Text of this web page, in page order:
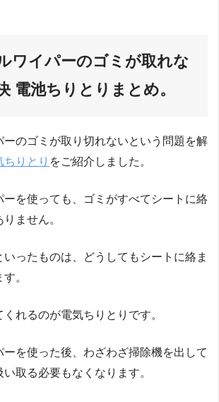
ワイパーのゴミが取れな
電池ちりとりまとめ。
ーのゴミが取り切れないという問題を解
ちりとり をご紹介しました。
ーを使っても、ゴミがすべてシートに絡
ません。
ったものは、どうしてもシートに絡ま
。
れるのが電気ちりとりです。
ーを使った後、わざわざ掃除機を出して
取る必要もなくなります。